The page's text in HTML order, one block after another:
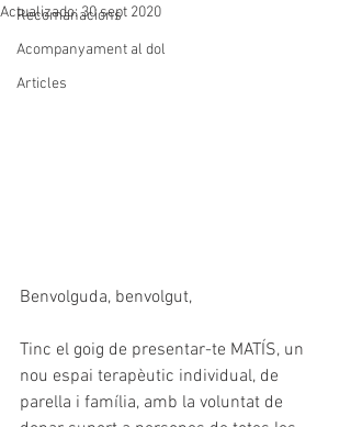
Recomanacions
Acompanyament al dol
Articles
Actualizado:30 sept 2020
Benvolguda, benvolgut,
Tinc el goig de presentar-te MATÍS, un
nou espai terapèutic individual, de
parella i família, amb la voluntat de